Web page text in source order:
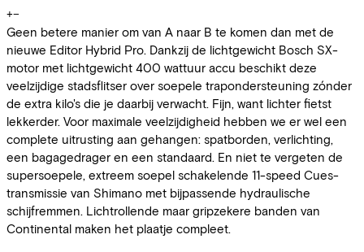
+−
Geen betere manier om van A naar B te komen dan met de
nieuwe Editor Hybrid Pro. Dankzij de lichtgewicht Bosch SX-
motor met lichtgewicht 400 wattuur accu beschikt deze
veelzijdige stadsflitser over soepele trapondersteuning zónder
de extra kilo's die je daarbij verwacht. Fijn, want lichter fietst
lekkerder. Voor maximale veelzijdigheid hebben we er wel een
complete uitrusting aan gehangen: spatborden, verlichting,
een bagagedrager en een standaard. En niet te vergeten de
supersoepele, extreem soepel schakelende 11-speed Cues-
transmissie van Shimano met bijpassende hydraulische
schijfremmen. Lichtrollende maar gripzekere banden van
Continental maken het plaatje compleet.